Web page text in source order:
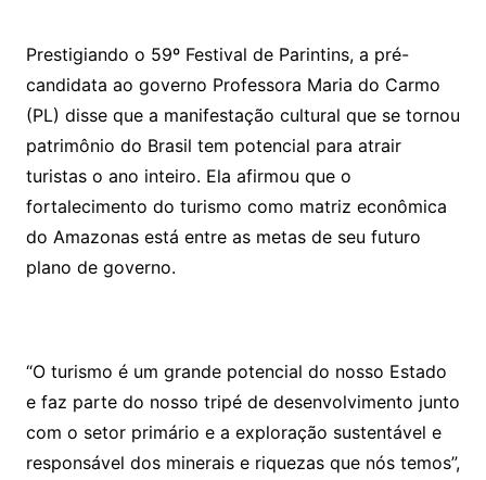
Prestigiando o 59º Festival de Parintins, a pré-
candidata ao governo Professora Maria do Carmo
(PL) disse que a manifestação cultural que se tornou
patrimônio do Brasil tem potencial para atrair
turistas o ano inteiro. Ela afirmou que o
fortalecimento do turismo como matriz econômica
do Amazonas está entre as metas de seu futuro
plano de governo.
“O turismo é um grande potencial do nosso Estado
e faz parte do nosso tripé de desenvolvimento junto
com o setor primário e a exploração sustentável e
responsável dos minerais e riquezas que nós temos”,